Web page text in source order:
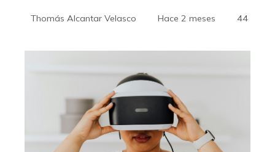
Thomás Alcantar Velasco Hace 2 meses 44